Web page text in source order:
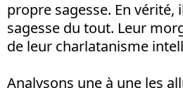
propre sagesse. En vérité,
sagesse du tout. Leur
de leur charlatanisme
Analysons une à une les